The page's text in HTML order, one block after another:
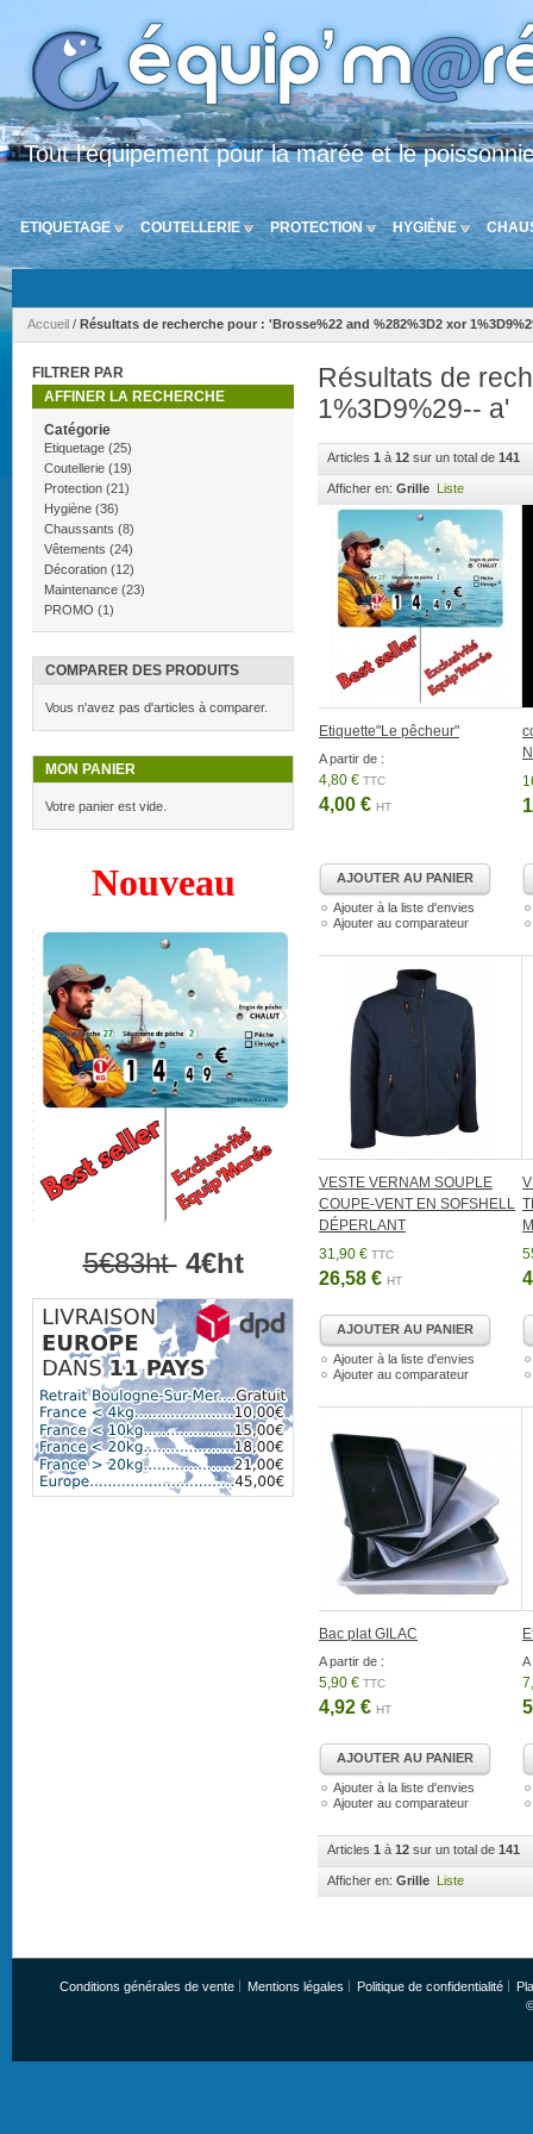
Tout l'équipement pour la marée et le
ETIQUETAGE COUTELLERIE PROTECTION HYGIÈNE
Accueil / Résultats de recherche pour : 'Brosse%22 and %282%3D2 xor
Résultats de
1%3D9%29-- a'
Articles 1 à 12 sur un total de 141
Afficher en: Grille Liste
Etiquette"Le pêcheur"
A partir de :
4,80 € TTC
4,00 € HT
AJOUTER AU PANIER
Ajouter à la liste d'envies
Ajouter au comparateur
VESTE VERNAM SOUPLE
COUPE-VENT EN SOFSHELL
DÉPERLANT
31,90 € TTC
26,58 € HT
AJOUTER AU PANIER
Ajouter à la liste d'envies
Ajouter au comparateur
Bac plat GILAC
A partir de :
5,90 € TTC
4,92 € HT
AJOUTER AU PANIER
Ajouter à la liste d'envies
Ajouter au comparateur
A
Articles 1 à 12 sur un total de 141
Afficher en: Grille Liste
FILTRER PAR
AFFINER LA RECHERCHE
Catégorie
Etiquetage (25)
Coutellerie (19)
Protection (21)
Hygiène (36)
Chaussants (8)
Vêtements (24)
Décoration (12)
Maintenance (23)
PROMO (1)
COMPARER DES PRODUITS
Vous n'avez pas d'articles à comparer.
MON PANIER
Votre panier est vide.
Nouveau
5€83ht4€ht
Conditions générales de vente Mentions légales Politique de confidentialité